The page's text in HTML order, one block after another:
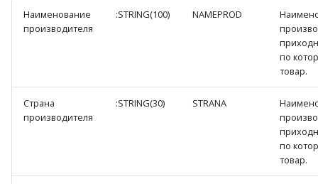
Наименование
производителя
:STRING(100) NAMEPROD
по
товар.
Страна
производителя
:STRING(30) STRANA
по
товар.